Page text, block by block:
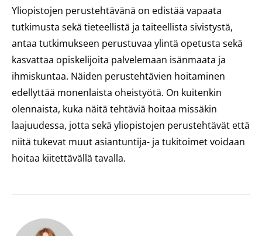
Yliopistojen perustehtävänä on edistää vapaata
tutkimusta sekä tieteellistä ja taiteellista sivistystä,
antaa tutkimukseen perustuvaa ylintä opetusta sekä
kasvattaa opiskelijoita palvelemaan isänmaata ja
ihmiskuntaa. Näiden perustehtävien hoitaminen
edellyttää monenlaista oheistyötä. On kuitenkin
olennaista, kuka näitä tehtäviä hoitaa missäkin
laajuudessa, jotta sekä yliopistojen perustehtävät että
niitä tukevat muut asiantuntija- ja tukitoimet voidaan
hoitaa kiitettävällä tavalla.